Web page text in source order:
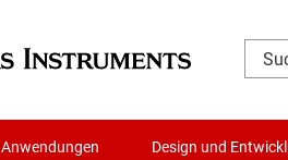
Anwendungen Design und